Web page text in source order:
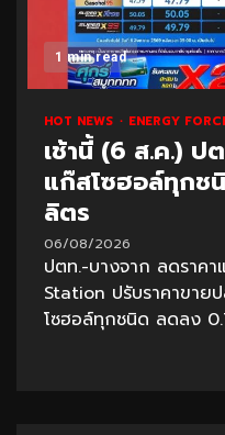
1 min read
HOT NEWS ENERGY
เช้านี้ (6 ส.ค.) ป
แก๊สโซฮอล์ทุกช
ลิตร
06/08/2026
ปตท.-บางจาก ลดราค
Station ปรับราคาขาย
โซฮอล์ทุกชนิด ลดลง